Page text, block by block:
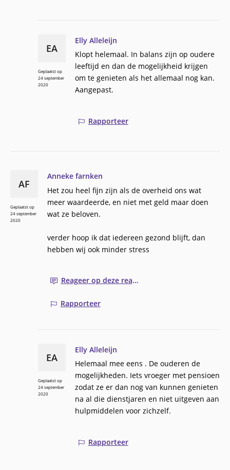
Elly Alleleijn
Klopt helemaal. In balans zijn op oudere
leeftijd en dan de mogelijkheid krijgen
om te genieten als het allemaal nog kan.
Aangepast.
Rapporteer
EA
Geplaatst op
24 september
2020
Anneke farnken
Het zou heel fijn zijn als de overheid ons wat
meer waardeerde, en niet met geld maar doen
wat ze beloven.
verder hoop ik dat iedereen gezond blijft, dan
hebben wij ook minder stress
Reageer op deze reactie
Rapporteer
AF
Geplaatst op
24 september
2020
Elly Alleleijn
Helemaal mee eens . De ouderen de
mogelijkheden. Iets vroeger met pensioen
zodat ze er dan nog van kunnen genieten
na al die dienstjaren en niet uitgeven aan
hulpmiddelen voor zichzelf.
Rapporteer
EA
Geplaatst op
24 september
2020